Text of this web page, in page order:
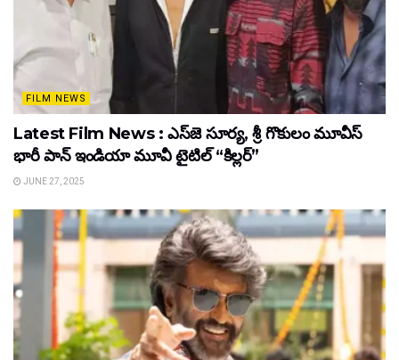
FILM NEWS
Latest Film News : ఎస్‌జె సూర్య, శ్రీ గొకులం మూవీస్‌
భారీ పాన్‌ ఇండియా మూవీ టైటిల్ “కిల్లర్”
JUNE 27, 2025